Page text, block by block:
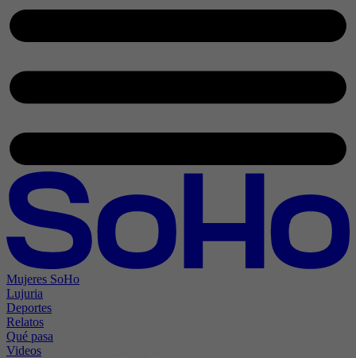
Mujeres SoHo
Lujuria
Deportes
Relatos
Qué pasa
Videos